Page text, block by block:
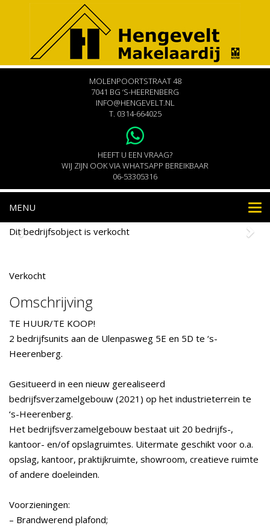
MOLENPOORTSTRAAT 48
7041 BG ‘S-HEERENBERG
INFO@HENGEVELT.NL
T. 0314-664025
HEEFT U EEN VRAAG?
WIJ ZIJN OOK VIA WHATSAPP BEREIKBAAR
06-53305316
MENU
Dit bedrijfsobject is verkocht
Verkocht
Omschrijving
TE HUUR/TE KOOP!
2 bedrijfsunits aan de Ulenpasweg 5E en 5D te ‘s-
Heerenberg.
Gesitueerd in een nieuw gerealiseerd
bedrijfsverzamelgebouw (2021) op het industrieterrein te
‘s-Heerenberg.
Het bedrijfsverzamelgebouw bestaat uit 20 bedrijfs-,
kantoor- en/of opslagruimtes. Uitermate geschikt voor o.a.
opslag, kantoor, praktijkruimte, showroom, creatieve ruimte
of andere doeleinden.
Voorzieningen:
– Brandwerend plafond;